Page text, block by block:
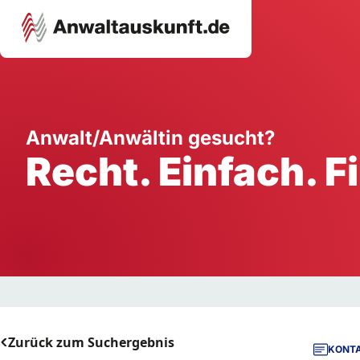
Ausbildung
Handwerk
Dienstleistung
Anwalt/Anwältin gesucht?
Recht. Einfach.
Zurück zum Suchergebnis